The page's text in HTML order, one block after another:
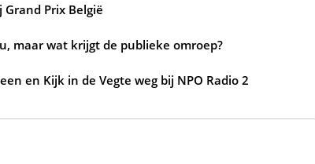
Grand Prix België
maar wat krijgt de publieke omroep?
en Kijk in de Vegte weg bij NPO Radio 2